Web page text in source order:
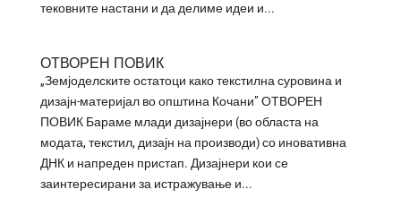
тековните настани и да делиме идеи и...
ОТВОРЕН ПОВИК
„Земјоделските остатоци како текстилна суровина и
дизајн-материјал во општина Кочани” ОТВОРЕН
ПОВИК Бараме млади дизајнери (во областа на
модата, текстил, дизајн на производи) со иновативна
ДНК и напреден пристап. Дизајнери кои се
заинтересирани за истражување и...